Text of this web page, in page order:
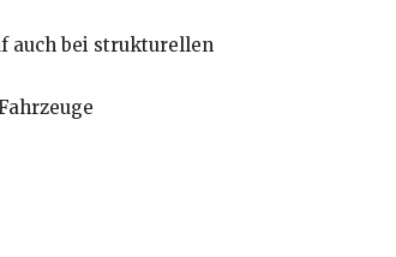
auch bei strukturellen